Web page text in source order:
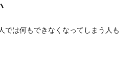
では何もできなくなってしまう人も